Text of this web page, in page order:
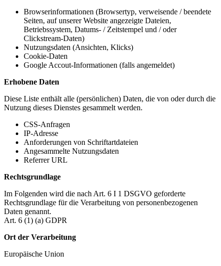
Browserinformationen (Browsertyp, verweisende / beendete
Seiten, auf unserer Website angezeigte Dateien,
Betriebssystem, Datums- / Zeitstempel und / oder
Clickstream-Daten)
Nutzungsdaten (Ansichten, Klicks)
Cookie-Daten
Google Accout-Informationen (falls angemeldet)
Erhobene Daten
Diese Liste enthält alle (persönlichen) Daten, die von oder durch die
Nutzung dieses Dienstes gesammelt werden.
CSS-Anfragen
IP-Adresse
Anforderungen von Schriftartdateien
Angesammelte Nutzungsdaten
Referrer URL
Rechtsgrundlage
Im Folgenden wird die nach Art. 6 I 1 DSGVO geforderte
Rechtsgrundlage für die Verarbeitung von personenbezogenen
Daten genannt.
Art. 6 (1) (a) GDPR
Ort der Verarbeitung
Europäische Union